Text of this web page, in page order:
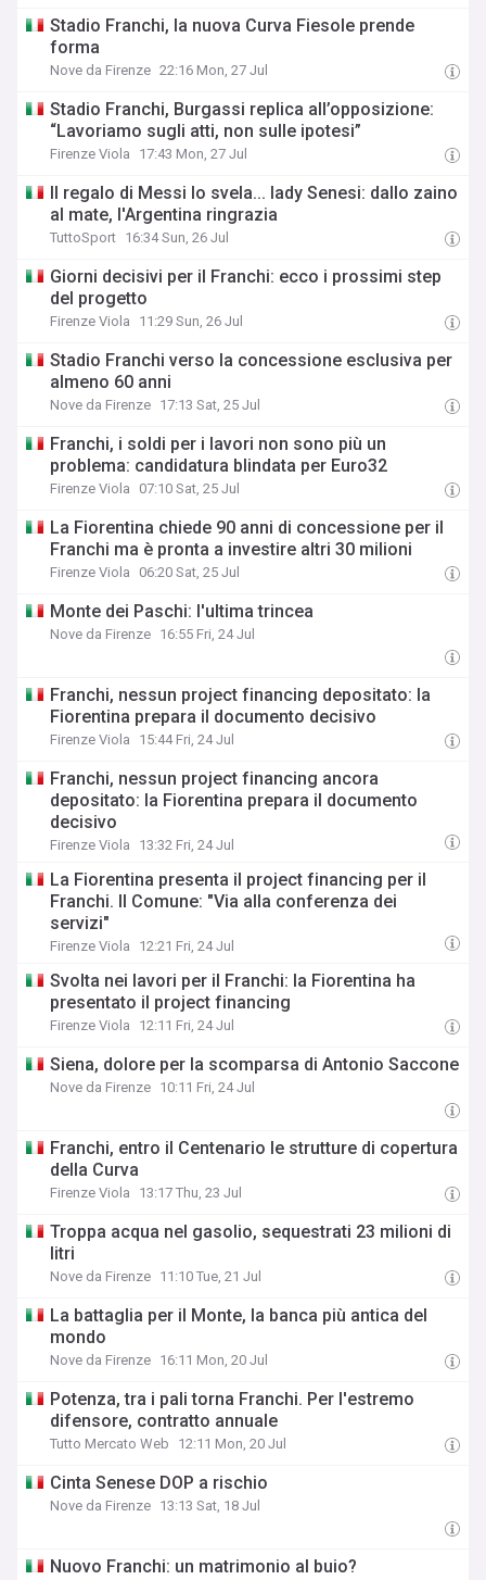
Stadio Franchi, la nuova Curva Fiesole prende
forma
Nove da Firenze 22:16 Mon, 27 Jul
Stadio Franchi, Burgassi replica all’opposizione:
“Lavoriamo sugli atti, non sulle ipotesi”
Firenze Viola 17:43 Mon, 27 Jul
Il regalo di Messi lo svela... lady Senesi: dallo zaino
al mate, l'Argentina ringrazia
TuttoSport 16:34 Sun, 26 Jul
Giorni decisivi per il Franchi: ecco i prossimi step
del progetto
Firenze Viola 11:29 Sun, 26 Jul
Stadio Franchi verso la concessione esclusiva per
almeno 60 anni
Nove da Firenze 17:13 Sat, 25 Jul
Franchi, i soldi per i lavori non sono più un
problema: candidatura blindata per Euro32
Firenze Viola 07:10 Sat, 25 Jul
La Fiorentina chiede 90 anni di concessione per il
Franchi ma è pronta a investire altri 30 milioni
Firenze Viola 06:20 Sat, 25 Jul
Monte dei Paschi: l'ultima trincea
Nove da Firenze 16:55 Fri, 24 Jul
Franchi, nessun project financing depositato: la
Fiorentina prepara il documento decisivo
Firenze Viola 15:44 Fri, 24 Jul
Franchi, nessun project financing ancora
depositato: la Fiorentina prepara il documento
decisivo
Firenze Viola 13:32 Fri, 24 Jul
La Fiorentina presenta il project financing per il
Franchi. Il Comune: "Via alla conferenza dei
servizi"
Firenze Viola 12:21 Fri, 24 Jul
Svolta nei lavori per il Franchi: la Fiorentina ha
presentato il project financing
Firenze Viola 12:11 Fri, 24 Jul
Siena, dolore per la scomparsa di Antonio Saccone
Nove da Firenze 10:11 Fri, 24 Jul
Franchi, entro il Centenario le strutture di copertura
della Curva
Firenze Viola 13:17 Thu, 23 Jul
Troppa acqua nel gasolio, sequestrati 23 milioni di
litri
Nove da Firenze 11:10 Tue, 21 Jul
​La battaglia per il Monte, la banca più antica del
mondo
Nove da Firenze 16:11 Mon, 20 Jul
Potenza, tra i pali torna Franchi. Per l'estremo
difensore, contratto annuale
Tutto Mercato Web 12:11 Mon, 20 Jul
Cinta Senese DOP a rischio
Nove da Firenze 13:13 Sat, 18 Jul
Nuovo Franchi: un matrimonio al buio?